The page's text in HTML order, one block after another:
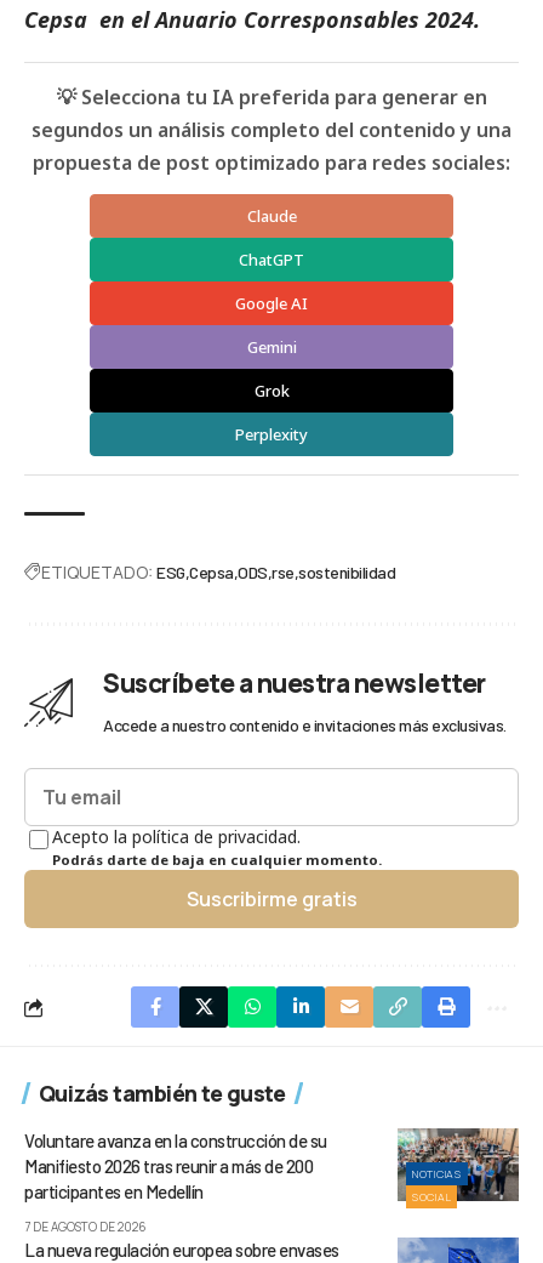
Cepsa en elAnuario Corresponsables 2024.
💡 Selecciona tu IA preferida para generar en
segundos un análisis completo del contenido y una
propuesta de post optimizado para redes sociales:
Claude
ChatGPT
Google AI
Gemini
Grok
Perplexity
ETIQUETADO: ESG Cepsa ODS rse sostenibilidad
Suscríbete a nuestra newsletter
Accede a nuestro contenido e invitaciones más exclusivas.
Acepto la política de privacidad.
Podrás darte de baja en cualquier momento.
Suscribirme gratis
Quizás también te guste
NOTICIAS
SOCIAL
Voluntare avanza en la construcción de su
Manifiesto 2026 tras reunir a más de 200
participantes en Medellín
7 DE AGOSTO DE 2026
La nueva regulación europea sobre envases